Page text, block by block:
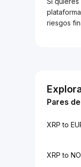
riesgos
Pares
XRP to
XRP to